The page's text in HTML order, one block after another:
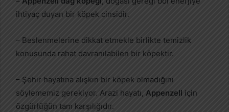
ihtiyaç duyan bir köpek cinsidir.
– Beslenmelerine dikkat etmekle birlikte temizlik
konusunda rahat davranılabilen bir köpektir.
– Şehir hayatına alışkın bir köpek olmadığını
söylememiz gerekiyor. Arazi hayatı, Appenzell için
özgürlüğün tam karşılığıdır.